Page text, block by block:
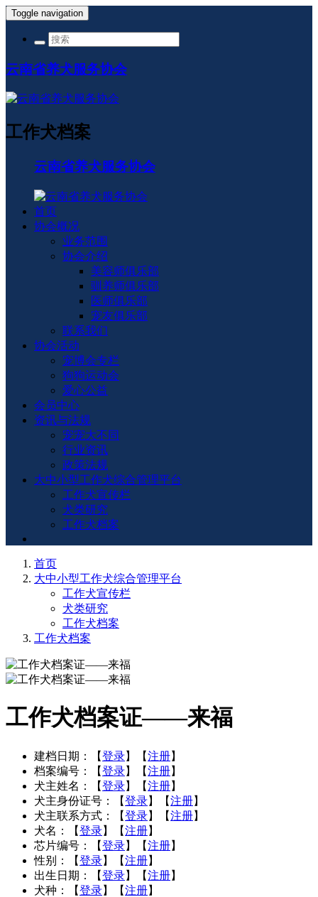
Toggle navigation
云南省养犬服务协会
工作犬档案
云南省养犬服务协会
首页
协会概况
业务范围
协会介绍
美容师俱乐部
驯养师俱乐部
医师俱乐部
宠友俱乐部
联系我们
协会活动
宠博会专栏
狗狗运动会
爱心公益
会员中心
资讯与法规
宠宠大不同
行业资讯
政策法规
大中小型工作犬综合管理平台
工作犬宣传栏
犬类研究
工作犬档案
首页
大中小型工作犬综合管理平台
工作犬宣传栏
犬类研究
工作犬档案
工作犬档案
工作犬档案证——来福
建档日期： 【登录】【注册】
档案编号：
【登录】【注册】
犬主姓名：
【登录】【注册】
犬主身份证号：
【登录】【注册】
犬主联系方式：
【登录】【注册】
犬名：
【登录】【注册】
芯片编号：
【登录】【注册】
性别：
【登录】【注册】
出生日期：
【登录】【注册】
犬种：
【登录】【注册】